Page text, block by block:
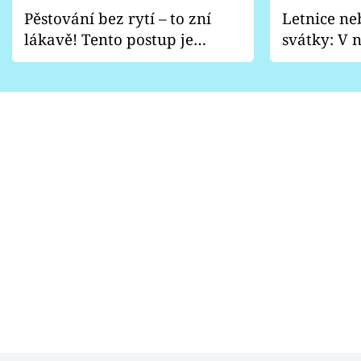
Pěstování bez rytí – to zní
lákavě! Tento postup je
vhodný jen pro některé
Letnice
svátky: V
pondělí